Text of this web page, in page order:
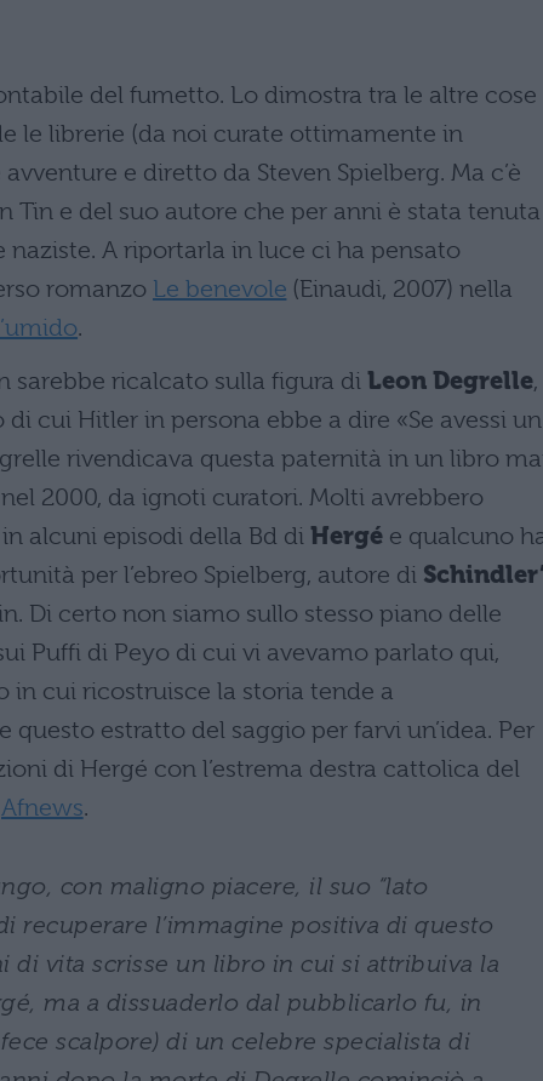
del fumetto. Lo dimostra tra le altre cose
le librerie (da noi curate ottimamente in
e diretto da Steven Spielberg. Ma c’è
Tin e del suo autore che per anni è stata tenuta
naziste. A riportarla in luce ci ha pensato
romanzo Le benevole (Einaudi, 2007) nella
.
sarebbe ricalcato sulla figura di Leon Degrelle,
cui Hitler in persona ebbe a dire «Se avessi un
rivendicava questa paternità in un libro
2000, da ignoti curatori. Molti avrebbero
alcuni episodi della Bd di Hergé e qualcuno
per l’ebreo Spielberg, autore di
Di certo non siamo sullo stesso piano delle
Puffi di Peyo di cui vi avevamo parlato qui,
in cui ricostruisce la storia tende a
estratto del saggio per farvi un’idea. Per
di Hergé con l’estrema destra cattolica del
Afnews.
con maligno piacere, il suo “lato
recuperare l’immagine positiva di questo
di vita scrisse un libro in cui si attribuiva la
ma a dissuaderlo dal pubblicarlo fu, in
scalpore) di un celebre specialista di